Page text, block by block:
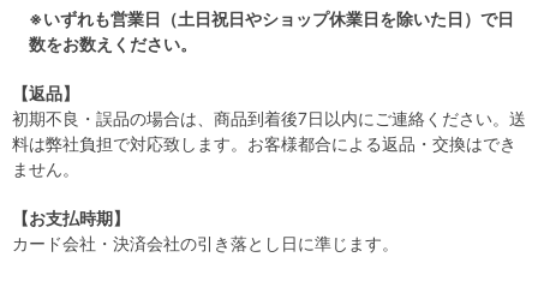
※いずれも営業日（土日祝日やショップ休業日を除いた日）で日
数をお数えください。
【返品】
初期不良・誤品の場合は、商品到着後7日以内にご連絡ください。送
料は弊社負担で対応致します。お客様都合による返品・交換はでき
ません。
【お支払時期】
カード会社・決済会社の引き落とし日に準じます。